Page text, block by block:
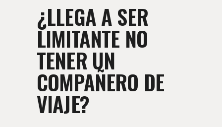
¿LLEGA A SER
LIMITANTE NO
TENER UN
COMPAÑERO DE
VIAJE?